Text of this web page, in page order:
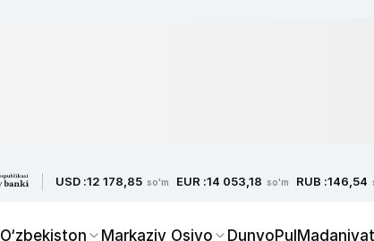
USD :12 178,85 so'm EUR :14 053,18 so'm RUB :146,54
O‘zbekiston Markaziy Osiyo DunyoPulMadaniyat